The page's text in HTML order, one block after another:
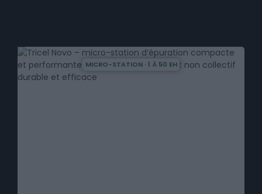
MICRO-STATION · 1 À 50 EH